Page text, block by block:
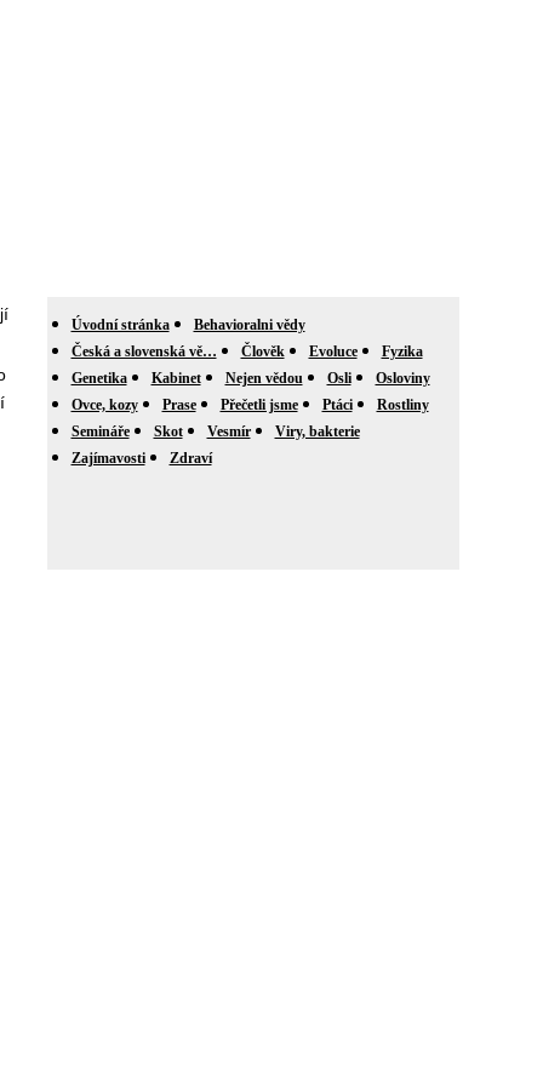
Úvodní stránka
Behavioralni vědy
Česká a slovenská vě…
Člověk Evoluce
Fyzika
Genetika
Kabinet Nejen vědou Osli
Osloviny
Ovce, kozy
Prase Přečetli jsme Ptáci
Rostliny
Semináře
Skot Vesmír
Viry, bakterie
Zajímavosti
Zdraví